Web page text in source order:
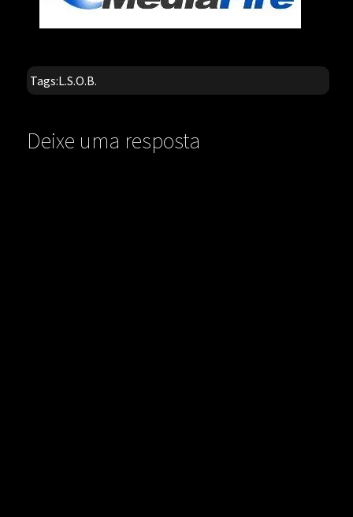
Tags:L.S.O.B.
Deixe uma resposta